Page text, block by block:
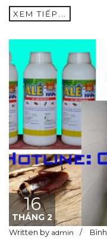
XEM TIẾP...
16
THÁNG 2
Written by admin